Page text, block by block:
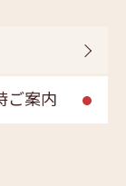
ご案内